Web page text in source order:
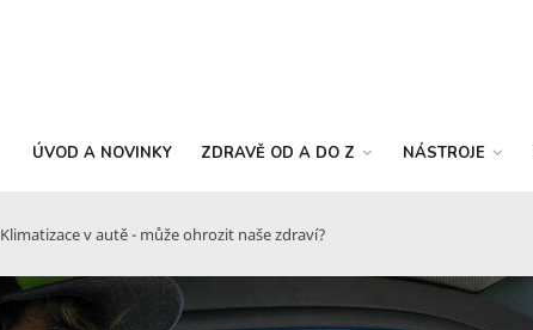
ÚVOD A NOVINKY ZDRAVĚ OD A DO Z NÁSTROJE
Klimatizace v autě - může ohrozit naše zdraví?